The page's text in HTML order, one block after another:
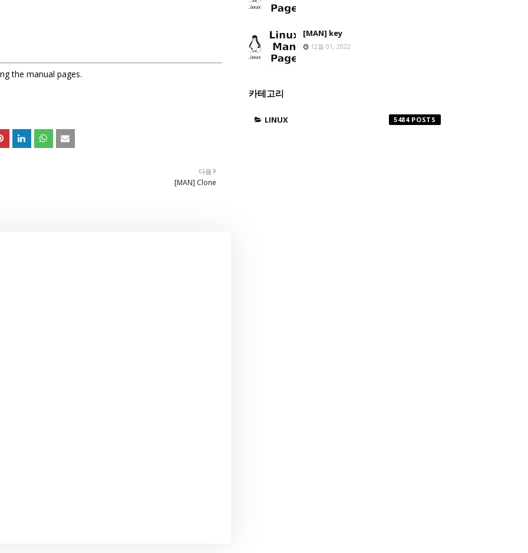
the manual pages.
다음
[MAN] Clone
[MAN] key
12월 01, 2022
카테고리
LINUX 5484